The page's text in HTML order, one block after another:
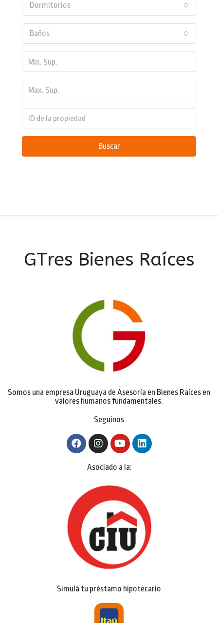
Dormitorios
Baños
Buscar
GTres Bienes Raíces
Somos una empresa Uruguaya de Asesoría en Bienes Raíces en
valores humanos fundamentales.
Seguinos
Asociado a la:
Simulá tu préstamo hipotecario